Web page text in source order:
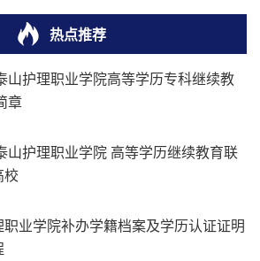
热点推荐
山护理职业学院高等学历专科继续教
章
业学院 高等学历继续教育联
校
业学院补办学籍档案及学历认证证明